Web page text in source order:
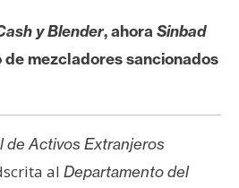
y Blender, ahora Sinbad
mezcladores sancionados
de Activos Extranjeros
al Departamento del